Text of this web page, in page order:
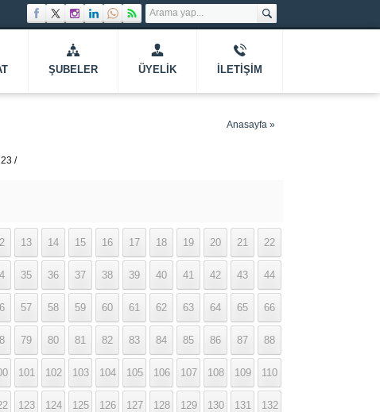
ŞUBELER ÜYELIK İLETIŞIM
Anasayfa »
/
13 14 15 16 17 18 19 20 21 22
35 36 37 38 39 40 41 42 43 44
57 58 59 60 61 62 63 64 65 66
79 80 81 82 83 84 85 86 87 88
101 102 103 104 105 106 107 108 109 110
123 124 125 126 127 128 129 130 131 132